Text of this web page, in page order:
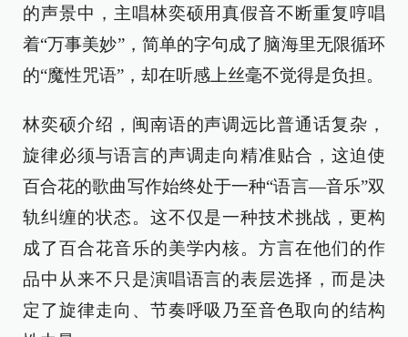
的声景中，主唱林奕硕用真假音不断重复哼唱
着“万事美妙”，简单的字句成了脑海里无限循环
的“魔性咒语”，却在听感上丝毫不觉得是负担。
林奕硕介绍，闽南语的声调远比普通话复杂，
旋律必须与语言的声调走向精准贴合，这迫使
百合花的歌曲写作始终处于一种“语言—音乐”双
轨纠缠的状态。这不仅是一种技术挑战，更构
成了百合花音乐的美学内核。方言在他们的作
品中从来不只是演唱语言的表层选择，而是决
定了旋律走向、节奏呼吸乃至音色取向的结构